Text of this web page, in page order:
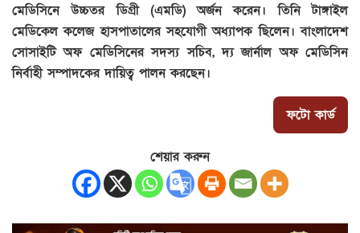
মেডিসিনে উচ্চতর ডিগ্রী (এমডি) অর্জন করেন। তিনি টাঙ্গাইল
মেডিকেল কলেজ হাসপাতালের সহযোগী অধ্যাপক ছিলেন। বাংলাদেশ
সোসাইটি অফ মেডিসিনের সদস্য সচিব, দ্য জার্নাল অফ মেডিসিন
নির্বাহী সম্পাদকের দায়িত্ব পালন করছেন।
ফটো কার্ড
শেয়ার করুন